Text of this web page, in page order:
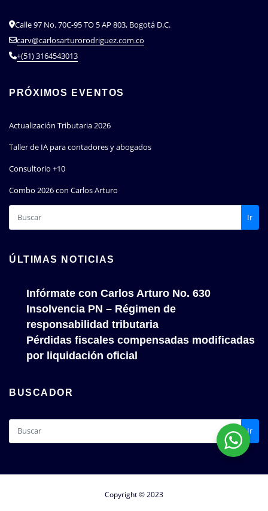
Calle 97 No. 70C-95 TO 5 AP 803, Bogotá D.C.
carv@carlosarturorodriguez.com.co
+(51) 3164543013
PRÓXIMOS EVENTOS
Actualización Tributaria 2026
Taller de IA para contadores y abogados
Consultorio +10
Combo 2026 con Carlos Arturo
Ir
ÚLTIMAS NOTICIAS
Infórmate con Carlos Arturo No. 630
Insolvencia PN – Régimen de
responsabilidad tributaria
Pérdidas fiscales compensadas modificadas
por liquidación oficial
BUSCADOR
Ir
Copyright © 2023